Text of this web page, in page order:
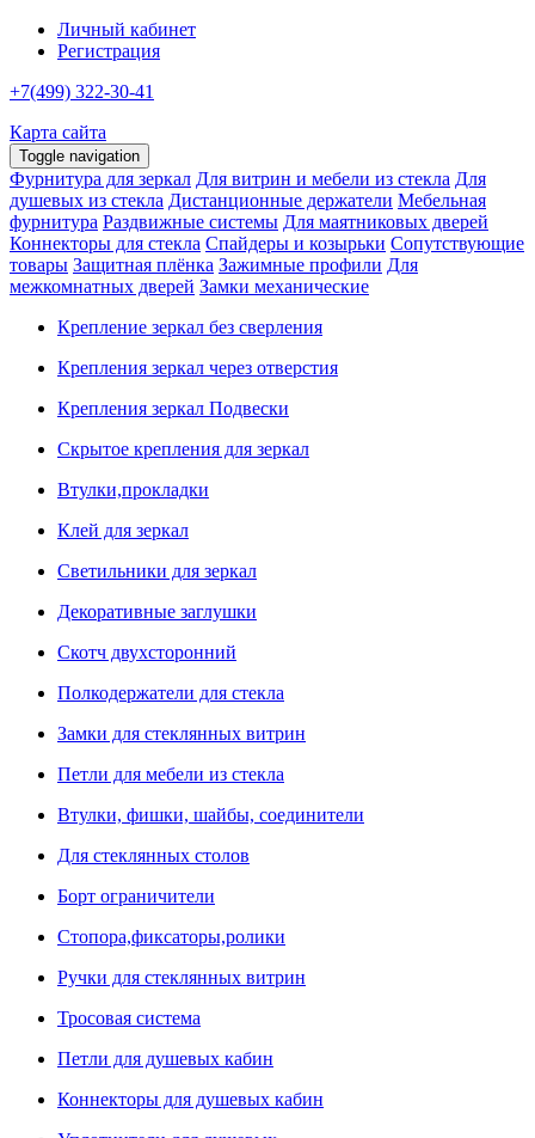
Личный кабинет
Регистрация
+7(499) 322-30-41
Карта сайта
Toggle navigation
Фурнитура для зеркал Для витрин и мебели из стекла Для
душевых из стекла Дистанционные держатели Мебельная
фурнитура Раздвижные системы Для маятниковых дверей
Коннекторы для стекла Спайдеры и козырьки Сопутствующие
товары Защитная плёнка Зажимные профили Для
межкомнатных дверей Замки механические
Крепление зеркал без сверления
Крепления зеркал через отверстия
Крепления зеркал Подвески
Скрытое крепления для зеркал
Втулки,прокладки
Клей для зеркал
Светильники для зеркал
Декоративные заглушки
Скотч двухсторонний
Полкодержатели для стекла
Замки для стеклянных витрин
Петли для мебели из стекла
Втулки, фишки, шайбы, соединители
Для стеклянных столов
Борт ограничители
Стопора,фиксаторы,ролики
Ручки для стеклянных витрин
Тросовая система
Петли для душевых кабин
Коннекторы для душевых кабин